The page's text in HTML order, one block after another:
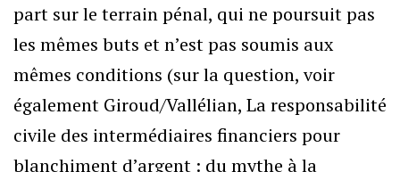
part sur le terrain pénal, qui ne poursuit pas
les mêmes buts et n’est pas soumis aux
mêmes conditions (sur la question, voir
également Giroud/Vallélian, La responsabilité
civile des intermédiaires financiers pour
blanchiment d’argent : du mythe à la